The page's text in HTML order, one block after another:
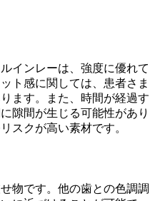
インレーは、強度に優れて
ト感に関しては、患者さま
ます。また、時間が経過す
隙間が生じる可能性があり
スクが高い素材です。
物です。他の歯との色調調